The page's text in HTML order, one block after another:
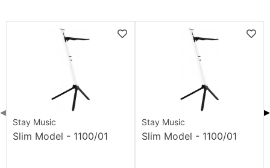
Stay Music
Slim Model - 1100/01
Stay Music
Slim Model - 1100/01
◀ ▶